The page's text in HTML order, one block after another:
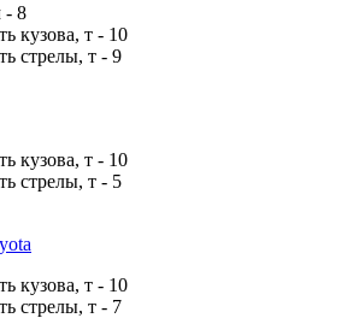
- 8
кузова, т - 10
стрелы, т - 9
кузова, т - 10
стрелы, т - 5
кузова, т - 10
стрелы, т - 7